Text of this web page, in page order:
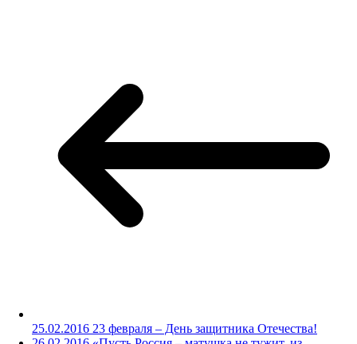
25.02.2016 23 февраля – День защитника Отечества!